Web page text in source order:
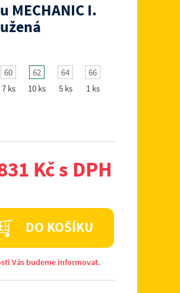
MECHANIC I.
60
7 ks
62
10 ks
64
5 ks
66
1 ks
Kč s DPH
DO KOŠÍKU
Vás budeme informovat.